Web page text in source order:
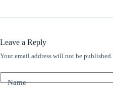
Leave a Reply
Your email address will not be published.
Name